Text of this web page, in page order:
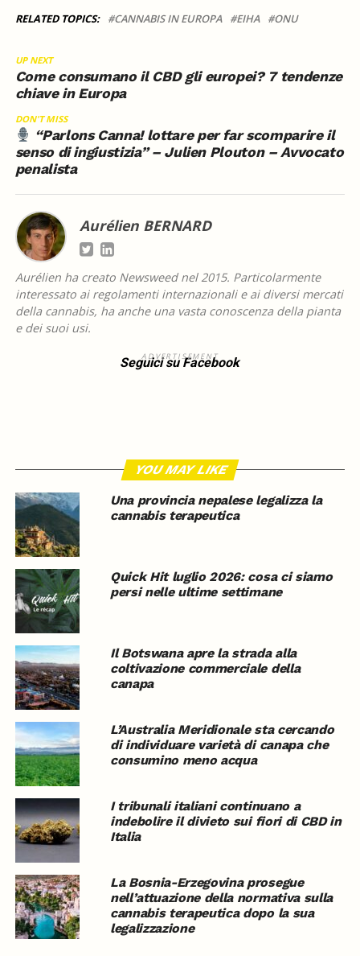
RELATED TOPICS: CANNABIS IN EUROPA EIHA ONU
UP NEXT
Come consumano il CBD gli europei? 7 tendenze
chiave in Europa
DON'T MISS
“Parlons Canna! lottare per far scomparire il
senso di ingiustizia” – Julien Plouton – Avvocato
penalista
Aurélien BERNARD
Aurélien ha creato Newsweed nel 2015. Particolarmente
interessato ai regolamenti internazionali e ai diversi mercati
della cannabis, ha anche una vasta conoscenza della pianta
e dei suoi usi.
ADVERTISEMENT
Seguici su Facebook
YOU MAY LIKE
Una provincia nepalese legalizza la
cannabis terapeutica
Quick Hit luglio 2026: cosa ci siamo
persi nelle ultime settimane
Il Botswana apre la strada alla
coltivazione commerciale della
canapa
L’Australia Meridionale sta cercando
di individuare varietà di canapa che
consumino meno acqua
I tribunali italiani continuano a
indebolire il divieto sui fiori di CBD in
Italia
La Bosnia-Erzegovina prosegue
nell’attuazione della normativa sulla
cannabis terapeutica dopo la sua
legalizzazione